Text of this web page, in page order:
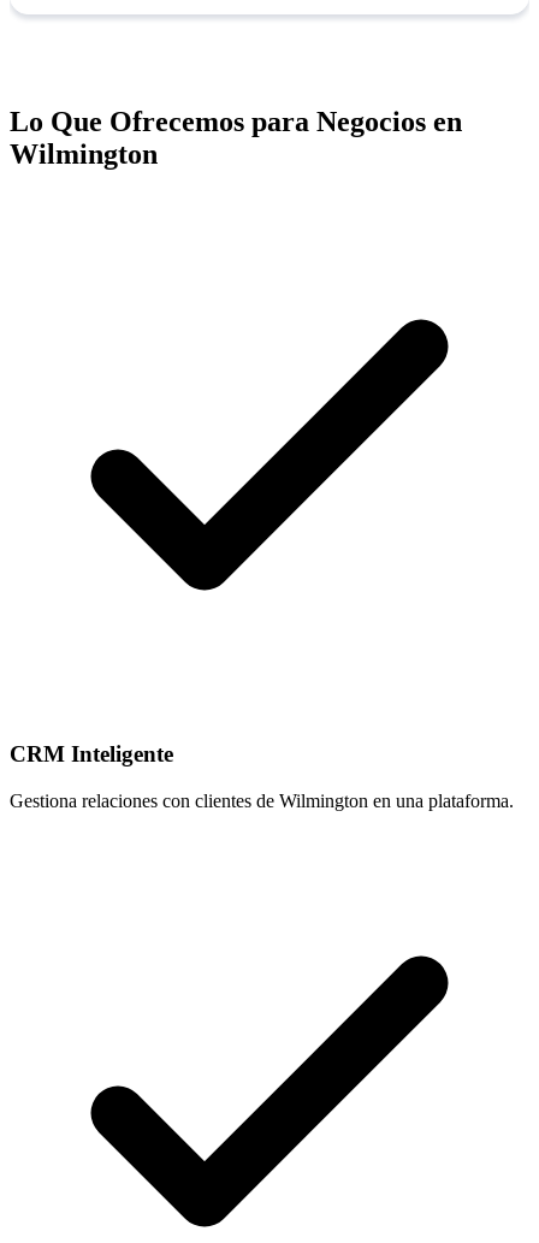
Lo Que Ofrecemos para Negocios en
Wilmington
CRM Inteligente
Gestiona relaciones con clientes de Wilmington en una plataforma.